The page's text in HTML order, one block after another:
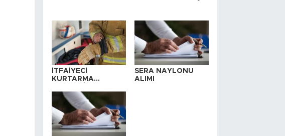
İTFAİYECİ
KURTARMA
ALINACAKTIR
SERA NAYLONU
ALIMI